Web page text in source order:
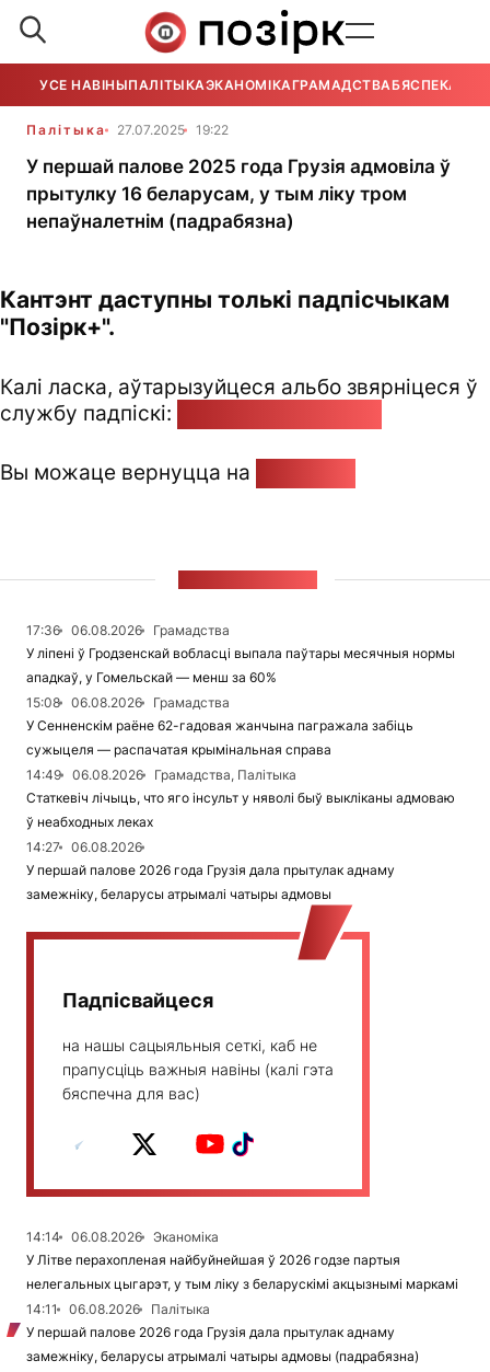
УСЕ НАВІНЫПАЛІТЫКАЭКАНОМІКАГРАМАДСТВАБЯСПЕКА
Палітыка 27.07.2025 19:22
У першай палове 2025 года Грузія адмовіла ў
прытулку 16 беларусам, у тым ліку тром
непаўналетнім (падрабязна)
Кантэнт даступны толькі падпісчыкам
"Позірк+".
Калі ласка, аўтарызуйцеся альбо звярніцеся ў
службу падпіскі:
Вы можаце вернуцца на
17:36 06.08.2026
Грамадства
У ліпені ў Гродзенскай вобласці выпала паўтары месячныя нормы
ападкаў, у Гомельскай — менш за 60%
15:08
06.08.2026
Грамадства
У Сенненскім раёне 62-гадовая жанчына пагражала забіць
сужыцеля — распачатая крымінальная справа
14:49
06.08.2026
Грамадства, Палітыка
Статкевіч лічыць, что яго інсульт у няволі быў выкліканы адмоваю
ў неабходных леках
14:27
06.08.2026
У першай палове 2026 года Грузія дала прытулак аднаму
замежніку, беларусы атрымалі чатыры адмовы
Падпісвайцеся
на нашы сацыяльныя сеткі, каб не
прапусціць важныя навіны (калі гэта
бяспечна для вас)
14:14 06.08.2026
Эканоміка
У Літве перахопленая найбуйнейшая ў 2026 годзе партыя
нелегальных цыгарэт, у тым ліку з беларускімі акцызнымі маркамі
14:11
06.08.2026
Палітыка
У першай палове 2026 года Грузія дала прытулак аднаму
замежніку, беларусы атрымалі чатыры адмовы (падрабязна)